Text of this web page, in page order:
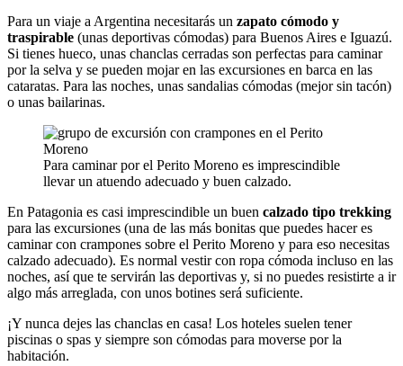
Para un viaje a Argentina necesitarás un zapato cómodo y
traspirable (unas deportivas cómodas) para Buenos Aires e Iguazú.
Si tienes hueco, unas chanclas cerradas son perfectas para caminar
por la selva y se pueden mojar en las excursiones en barca en las
cataratas. Para las noches, unas sandalias cómodas (mejor sin tacón)
o unas bailarinas.
Para caminar por el Perito Moreno es imprescindible
llevar un atuendo adecuado y buen calzado.
En Patagonia es casi imprescindible un buen calzado tipo trekking
para las excursiones (una de las más bonitas que puedes hacer es
caminar con crampones sobre el Perito Moreno y para eso necesitas
calzado adecuado). Es normal vestir con ropa cómoda incluso en las
noches, así que te servirán las deportivas y, si no puedes resistirte a ir
algo más arreglada, con unos botines será suficiente.
¡Y nunca dejes las chanclas en casa! Los hoteles suelen tener
piscinas o spas y siempre son cómodas para moverse por la
habitación.